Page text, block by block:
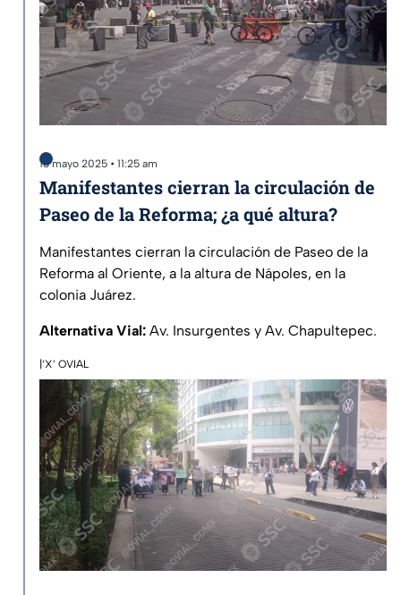
13 mayo 2025 • 11:25 am
Manifestantes cierran la circulación de
Paseo de la Reforma; ¿a qué altura?
Manifestantes cierran la circulación de Paseo de la
Reforma al Oriente, a la altura de Nápoles, en la
colonia Juárez.
Alternativa Vial: Av. Insurgentes y Av. Chapultepec.
|‘X’ OVIAL